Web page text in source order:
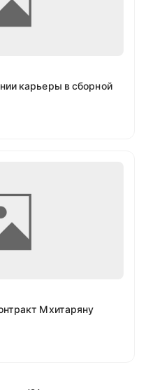
карьеры в сборной
Мхитаряну